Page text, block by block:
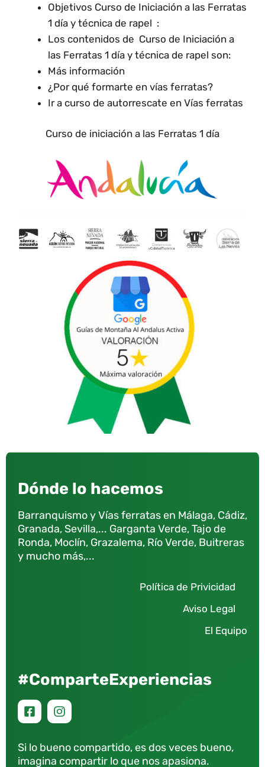
Objetivos Curso de Iniciación a las Ferratas
1 día y técnica de rapel :
Los contenidos de Curso de Iniciación a
las Ferratas 1 día y técnica de rapel son:
Más información
¿Por qué formarte en vías ferratas?
Ir a curso de autorrescate en Vías ferratas
Curso de iniciación a las Ferratas 1 día
Dónde lo hacemos
Barranquismo y Vías ferratas en Málaga, Cádiz,
Granada, Sevilla,... Garganta Verde, Tajo de
Ronda, Moclín, Grazalema, Río Verde, Buitreras
y mucho más,...
Política de Privicidad
Aviso Legal
El Equipo
#ComparteExperiencias
Si lo bueno compartido, es dos veces bueno,
imagina compartir lo que nos apasiona.